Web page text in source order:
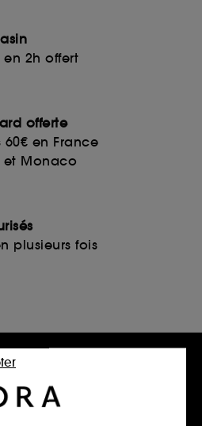
2h offert
offerte
en France
Monaco
plusieurs fois
DES OFFRES